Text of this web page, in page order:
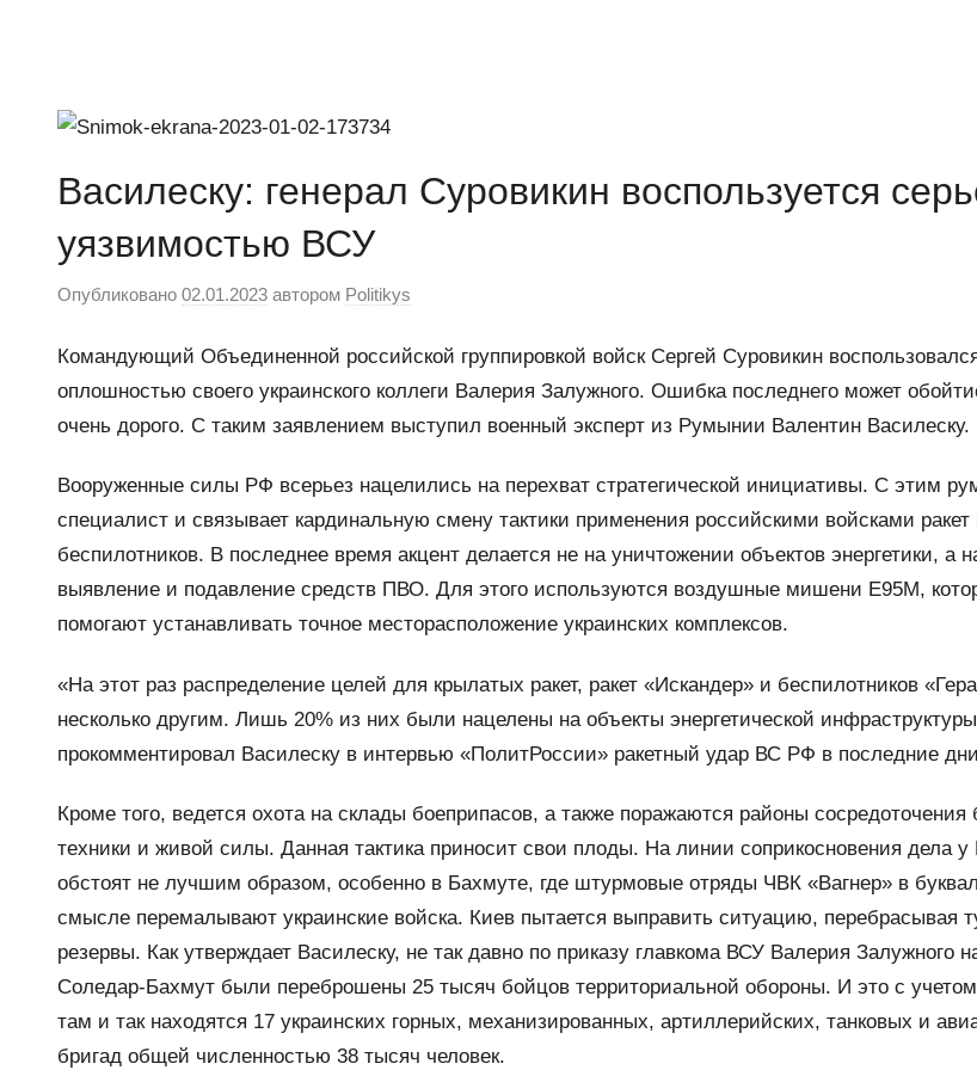
сайт
WordPress
Василеску: генерал Суровикин воспользуется
уязвимостью ВСУ
Опубликовано 02.01.2023 автором Politikys
Командующий Объединенной российской группировкой войск Сергей Суровикин
оплошностью своего украинского коллеги Валерия Залужного. Ошибка последнего может
очень дорого. С таким заявлением выступил военный эксперт из Румынии Валентин Василеску.
Вооруженные силы РФ всерьез нацелились на перехват стратегической инициативы. С этим
специалист и связывает кардинальную смену тактики применения российскими войсками ракет
беспилотников. В последнее время акцент делается не на уничтожении объектов энергетики, а
выявление и подавление средств ПВО. Для этого используются воздушные мишени Е95М,
помогают устанавливать точное месторасположение украинских комплексов.
«На этот раз распределение целей для крылатых ракет, ракет «Искандер» и беспилотников
несколько другим. Лишь 20% из них были нацелены на объекты энергетической
прокомментировал Василеску в интервью «ПолитРоссии» ракетный удар ВС РФ в последние
Кроме того, ведется охота на склады боеприпасов, а также поражаются районы сосредоточения
техники и живой силы. Данная тактика приносит свои плоды. На линии соприкосновения дела
обстоят не лучшим образом, особенно в Бахмуте, где штурмовые отряды ЧВК «Вагнер» в
смысле перемалывают украинские войска. Киев пытается выправить ситуацию, перебрасывая
резервы. Как утверждает Василеску, не так давно по приказу главкома ВСУ Валерия Залужного
Соледар-Бахмут были переброшены 25 тысяч бойцов территориальной обороны. И это с учетом
там и так находятся 17 украинских горных, механизированных, артиллерийских, танковых и
бригад общей численностью 38 тысяч человек.